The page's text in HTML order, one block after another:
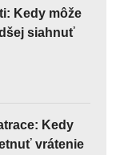
Kedy môže
siahnuť
Kedy
vrátenie